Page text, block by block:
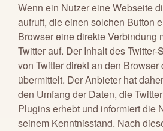
Wenn ein Nutzer eine Webseite
aufruft, die einen solchen Button
Browser eine direkte Verbindung
Twitter auf. Der Inhalt des
von Twitter direkt an den Browser
übermittelt. Der Anbieter hat
den Umfang der Daten, die
Plugins erhebt und informiert die
seinem Kenntnisstand. Nach